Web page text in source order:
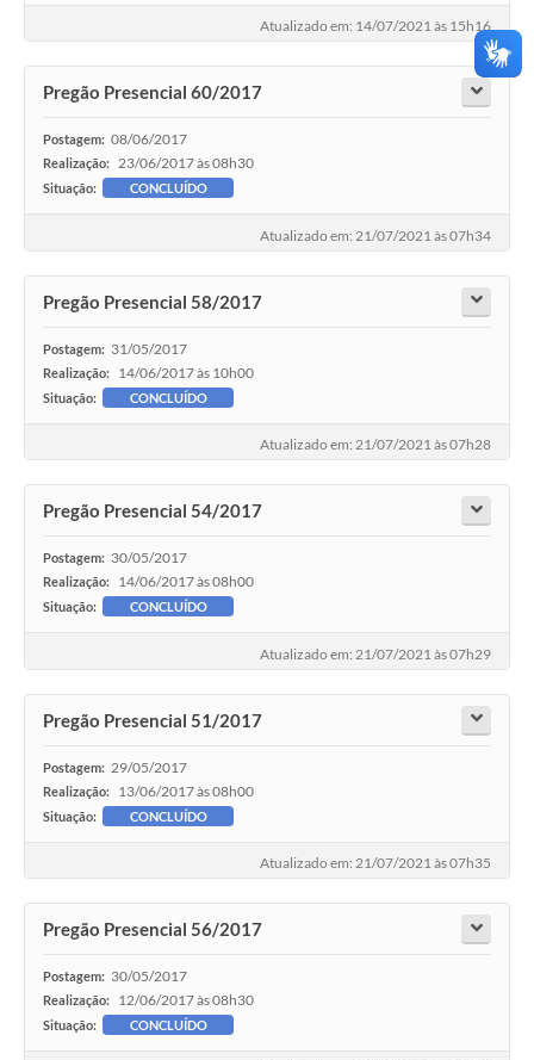
Atualizado em: 14/07/2021 às 15h16
Pregão Presencial 60/2017
Postagem: 08/06/2017
Realização: 23/06/2017 às 08h30
Situação: CONCLUÍDO
Atualizado em: 21/07/2021 às 07h34
Pregão Presencial 58/2017
Postagem: 31/05/2017
Realização: 14/06/2017 às 10h00
Situação: CONCLUÍDO
Atualizado em: 21/07/2021 às 07h28
Pregão Presencial 54/2017
Postagem: 30/05/2017
Realização: 14/06/2017 às 08h00
Situação: CONCLUÍDO
Atualizado em: 21/07/2021 às 07h29
Pregão Presencial 51/2017
Postagem: 29/05/2017
Realização: 13/06/2017 às 08h00
Situação: CONCLUÍDO
Atualizado em: 21/07/2021 às 07h35
Pregão Presencial 56/2017
Postagem: 30/05/2017
Realização: 12/06/2017 às 08h30
Situação: CONCLUÍDO